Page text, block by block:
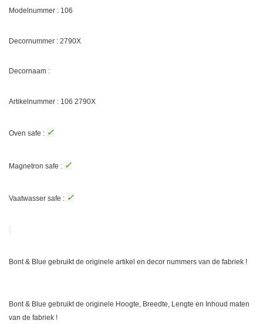
Modelnummer : 106
Decornummer : 2790X
Decornaam :
Artikelnummer : 106 2790X
Oven safe : ✓
Magnetron safe : ✓
Vaatwasser safe : ✓
Bont & Blue gebruikt de originele artikel en decor nummers van de fabriek !
Bont & Blue gebruikt de originele Hoogte, Breedte, Lengte en Inhoud maten
van de fabriek !